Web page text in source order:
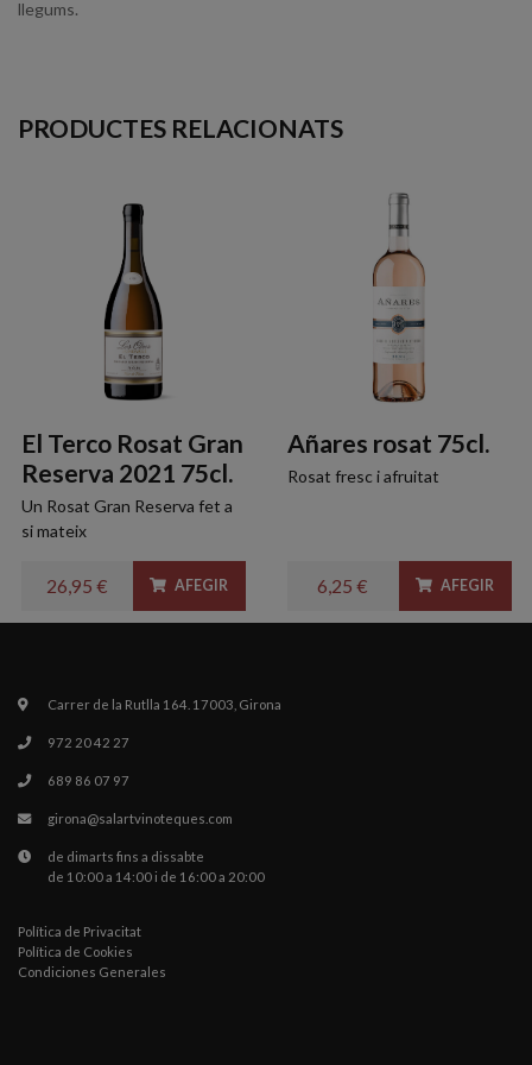
llegums.
PRODUCTES RELACIONATS
El Terco Rosat Gran
Reserva 2021 75cl.
Un Rosat Gran Reserva fet a
si mateix
26,95 € AFEGIR
Añares rosat 75cl.
Rosat fresc i afruitat
6,25 € AFEGIR
Carrer de la Rutlla 164. 17003, Girona
972 20 42 27
689 86 07 97
girona@salartvinoteques.com
de dimarts fins a dissabte
de 10:00 a 14:00 i de 16:00 a 20:00
Política de Privacitat
Política de Cookies
Condiciones Generales